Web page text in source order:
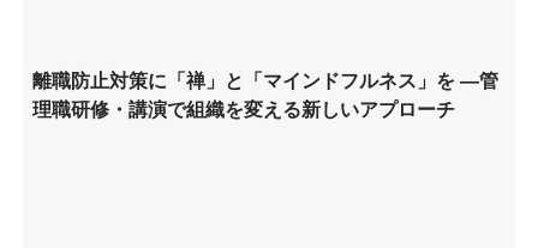
離職防止対策に「禅」と「マインドフルネス」を ―管
理職研修・講演で組織を変える新しいアプローチ